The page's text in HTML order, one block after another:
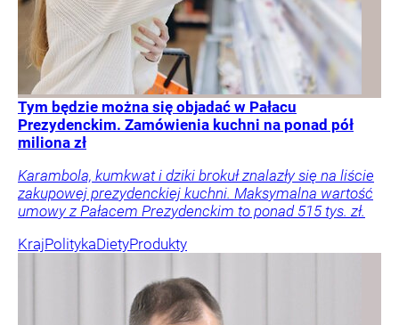
Tym będzie można się objadać w Pałacu
Prezydenckim. Zamówienia kuchni na ponad pół
miliona zł
Karambola, kumkwat i dziki brokuł znalazły się na liście
zakupowej prezydenckiej kuchni. Maksymalna wartość
umowy z Pałacem Prezydenckim to ponad 515 tys. zł.
KrajPolitykaDietyProdukty